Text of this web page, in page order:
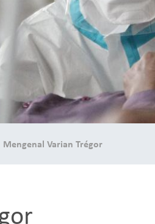
Mengenal Varian Trégor